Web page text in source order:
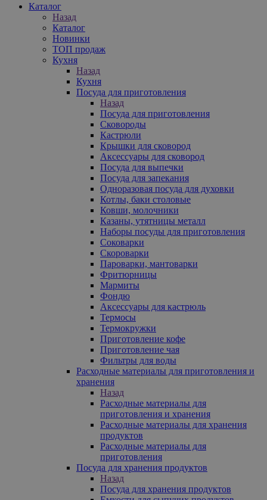
Каталог
Назад
Каталог
Новинки
ТОП продаж
Кухня
Назад
Кухня
Посуда для приготовления
Назад
Посуда для приготовления
Сковороды
Кастрюли
Крышки для сковород
Аксессуары для сковород
Посуда для выпечки
Посуда для запекания
Одноразовая посуда для духовки
Котлы, баки столовые
Ковши, молочники
Казаны, утятницы металл
Наборы посуды для приготовления
Соковарки
Скороварки
Пароварки, мантоварки
Фритюрницы
Мармиты
Фондю
Аксессуары для кастрюль
Термосы
Термокружки
Приготовление кофе
Приготовление чая
Фильтры для воды
Расходные материалы для приготовления и
хранения
Назад
Расходные материалы для
приготовления и хранения
Расходные материалы для хранения
продуктов
Расходные материалы для
приготовления
Посуда для хранения продуктов
Назад
Посуда для хранения продуктов